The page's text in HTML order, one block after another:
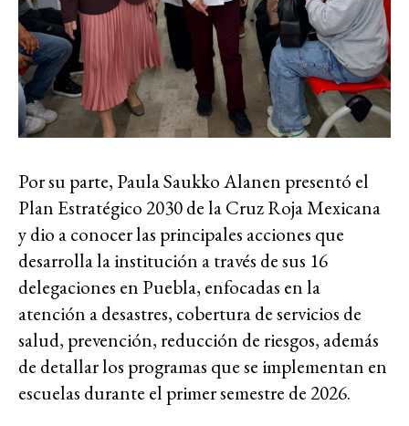
Por su parte, Paula Saukko Alanen presentó el
Plan Estratégico 2030 de la Cruz Roja Mexicana
y dio a conocer las principales acciones que
desarrolla la institución a través de sus 16
delegaciones en Puebla, enfocadas en la
atención a desastres, cobertura de servicios de
salud, prevención, reducción de riesgos, además
de detallar los programas que se implementan en
escuelas durante el primer semestre de 2026.